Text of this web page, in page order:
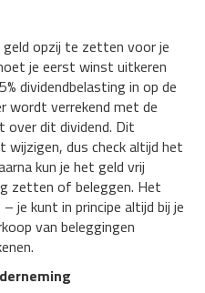
geld opzij te zetten voor je
je eerst winst uitkeren
dividendbelasting in op de
wordt verrekend met de
over dit dividend. Dit
wijzigen, dus check altijd het
kun je het geld vrij
zetten of beleggen. Het
je kunt in principe altijd bij je
van beleggingen